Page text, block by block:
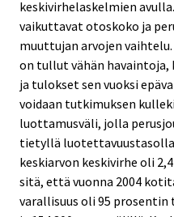
keskivirhelaskelmien
vaikuttavat otoskoko ja
muuttujan arvojen
on tullut vähän havaintoja,
ja tulokset sen vuoksi
voidaan tutkimuksen
luottamusväli, jolla
tietyllä
keskiarvon keskivirhe oli
sitä, että vuonna 2004
varallisuus oli 95 prosentin